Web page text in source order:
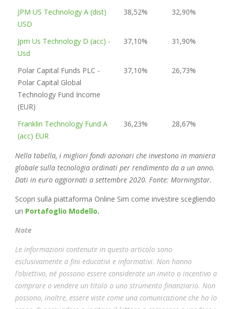
JPM US Technology A (dist)
USD
38,52% 32,90%
Jpm Us Technology D (acc) -
Usd
37,10% 31,90%
Polar Capital Funds PLC -
Polar Capital Global
Technology Fund Income
(EUR)
37,10% 26,73%
Franklin Technology Fund A
(acc) EUR
36,23% 28,67%
Nella tabella, i migliori fondi azionari che investono in maniera
globale sulla tecnologia ordinati per rendimento da a un anno.
Dati in euro aggiornati a settembre 2020. Fonte: Morningstar.
Scopri sulla piattaforma Online Sim come investire scegliendo
un Portafoglio Modello.
Note
Le informazioni contenute in questo articolo sono
esclusivamente a fini educativi e informativi. Non hanno
l’obiettivo, né possono essere considerate un invito o incentivo a
comprare o vendere un titolo o uno strumento finanziario. Non
possono, inoltre, essere viste come una comunicazione che ha lo